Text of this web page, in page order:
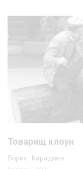
Товарищ клоун
Борис Караджев